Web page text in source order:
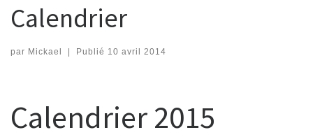
Calendrier
par Mickael | Publié 10 avril 2014
Calendrier 2015